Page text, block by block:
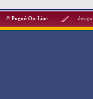
© Pogoń On-Line